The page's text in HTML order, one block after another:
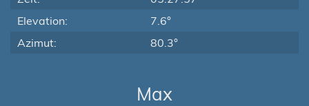
Elevation:
7.6°
Azimut:
80.3°
Max